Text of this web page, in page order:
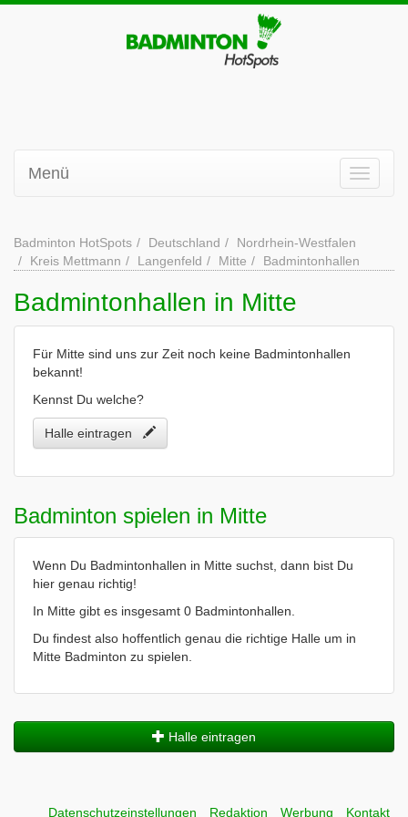
Menü
Badminton HotSpots Deutschland
Nordrhein-Westfalen
Kreis Mettmann
Langenfeld Mitte Badmintonhallen
Badmintonhallen in Mitte
Für Mitte sind uns zur Zeit noch keine Badmintonhallen
bekannt!
Kennst Du welche?
Halle eintragen
Badminton spielen in Mitte
Wenn Du Badmintonhallen in Mitte suchst, dann bist Du
hier genau richtig!
In Mitte gibt es insgesamt 0 Badmintonhallen.
Du findest also hoffentlich genau die richtige Halle um in
Mitte Badminton zu spielen.
Halle eintragen
Datenschutzeinstellungen Redaktion Werbung Kontakt